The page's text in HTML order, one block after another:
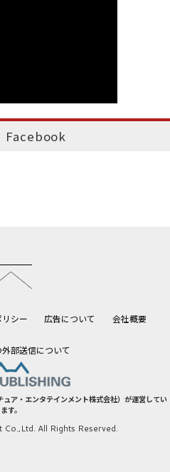
Facebook
シー 広告について 会社概要
部送信について
ア・エンタテインメント株式会社）が運営してい
ます。
All Rights Reserved.